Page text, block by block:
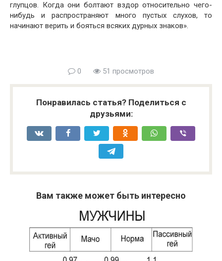
глупцов. Когда они болтают вздор относительно чего-
нибудь и распространяют много пустых слухов, то
начинают верить и бояться всяких дурных знаков».
0 51 просмотров
Понравилась статья? Поделиться с
друзьями:
Вам также может быть интересно